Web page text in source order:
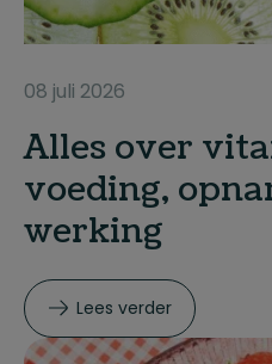
08 juli 2026
Alles over
voeding,
werking
Lees verder